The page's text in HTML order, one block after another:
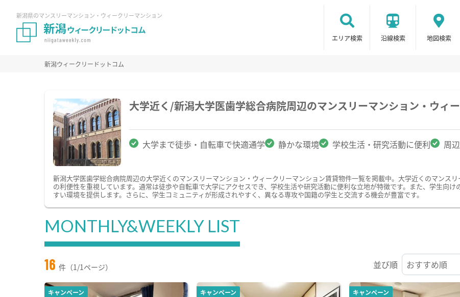
新潟県のマンスリーマンション・ウィークリーマンション
エリア検索 沿線検索 地図検索
新潟ウィークリードットコム
大学近く/新潟大学医歯学総合病院周辺のマンスリーマンション・ウィ
大学まで徒歩・自転車で快適通学 静かな環境 学校生活・研究活動に便利 周
新潟大学医歯学総合病院周辺の大学近くのマンスリーマンション・ウィークリーマンション賃貸物件一覧を掲載中。大学近くのマンス
の利便性を重視しています。通常は徒歩や自転車で大学にアクセスでき、学校生活や研究活動に便利な立地が特徴です。また、学生向
すい環境を提供します。さらに、学生コミュニティが形成されやすく、異なる専攻や国籍の学生と交流する機会が豊富です。
MONTHLY&WEEKLY LIST
16 件（1/1ページ） 並び順
キャンペーン キャンペーン キャンペーン